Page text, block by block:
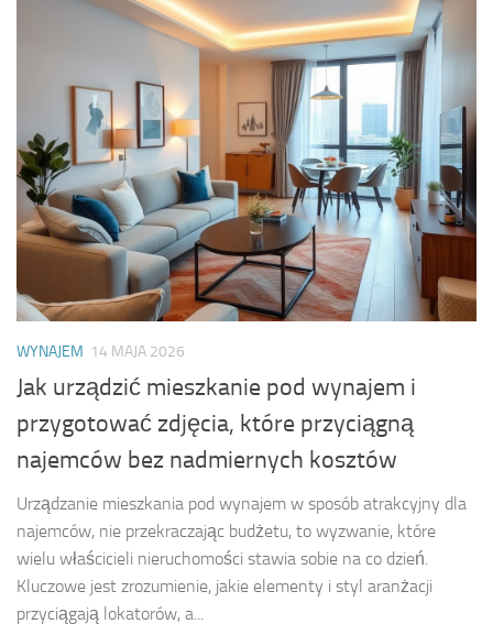
WYNAJEM 14 MAJA 2026
Jak urządzić mieszkanie pod wynajem i
przygotować zdjęcia, które przyciągną
najemców bez nadmiernych kosztów
Urządzanie mieszkania pod wynajem w sposób atrakcyjny dla
najemców, nie przekraczając budżetu, to wyzwanie, które
wielu właścicieli nieruchomości stawia sobie na co dzień.
Kluczowe jest zrozumienie, jakie elementy i styl aranżacji
przyciągają lokatorów, a...